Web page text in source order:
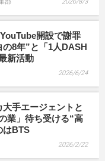
開設で謝罪
8年”と「1人DASH
新活動
2026/6/24
手エージェントと
業」待ち受ける“高
はBTS
2026/2/22